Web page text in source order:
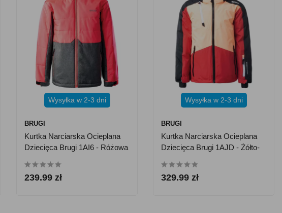
Wysyłka w 2-3 dni
BRUGI
Kurtka Narciarska Ocieplana
Dziecięca Brugi 1AI6 - Różowa
239.99 zł
Wysyłka w 2-3 dni
BRUGI
Kurtka Narciarska Ocieplana
Dziecięca Brugi 1AJD - Żółto-
329.99 zł